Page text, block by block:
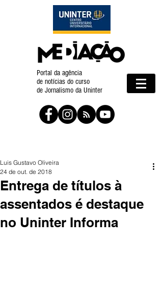
Portal da agência
de notícias do curso
de Jornalismo da Uninter
Entrega de títulos à
assentados é destaque
no Uninter Informa
Luis Gustavo Oliveira
24 de out. de 2018